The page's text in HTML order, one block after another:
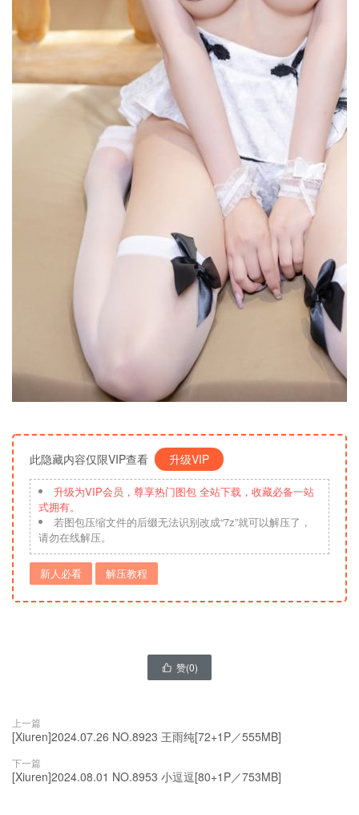
此隐藏内容仅限VIP查看 升级VIP
升级为VIP会员，尊享热门图包 全站下载，收藏必备一站
式拥有。
若图包压缩文件的后缀无法识别改成“7z”就可以解压了，
请勿在线解压。
新人必看 解压教程
 赞(0)
上一篇
[Xiuren]2024.07.26 NO.8923 王雨纯[72+1P／555MB]
下一篇
[Xiuren]2024.08.01 NO.8953 小逗逗[80+1P／753MB]